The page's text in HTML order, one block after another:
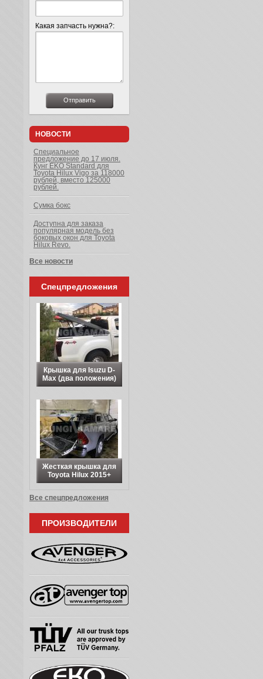
Какая запчасть нужна?:
НОВОСТИ
Специальное
предложение до 17 июля.
Кунг EKO Standard для
Toyota Hilux Vigo за 118000
рублей, вместо 125000
рублей.
Сумка бокс
Доступна для заказа
популярная модель без
боковых окон для Toyota
Hilux Revo.
Все новости
Спецпредложения
Крышка для Isuzu D-
Max (два положения)
Жесткая крышка для
Toyota Hilux 2015+
Все спецпредложения
ПРОИЗВОДИТЕЛИ